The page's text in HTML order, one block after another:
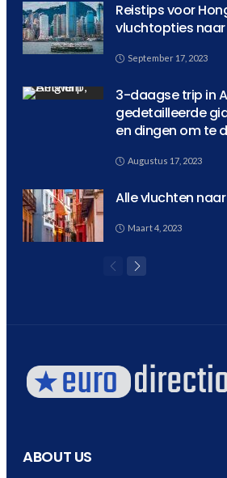
Reistips voor
vluchtopties naar
September 17, 2023
3-daagse trip in
gedetailleerde
en dingen om te
Augustus 17, 2023
Alle vluchten
Maart 4, 2023
ABOUT US